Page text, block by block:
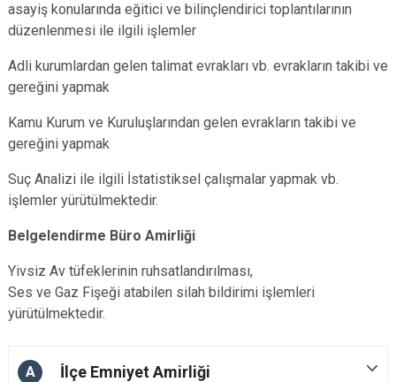
asayiş konularında eğitici ve bilinçlendirici toplantılarının
düzenlenmesi ile ilgili işlemler
Adli kurumlardan gelen talimat evrakları vb. evrakların takibi ve
gereğini yapmak
Kamu Kurum ve Kuruluşlarından gelen evrakların takibi ve
gereğini yapmak
Suç Analizi ile ilgili İstatistiksel çalışmalar yapmak vb.
işlemler yürütülmektedir.
Belgelendirme Büro Amirliği
Yivsiz Av tüfeklerinin ruhsatlandırılması,
Ses ve Gaz Fişeği atabilen silah bildirimi işlemleri
yürütülmektedir.
A İlçe Emniyet Amirliği